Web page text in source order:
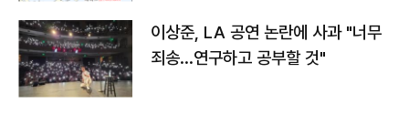
이상준, LA 공연 논란에 사과 "너무
죄송…연구하고 공부할 것"